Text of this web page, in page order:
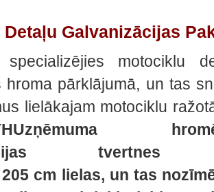
Galvanizācijas
motociklu
hroma pārklājumā, un tas
lielākajam motociklu
cm lielas, un tas